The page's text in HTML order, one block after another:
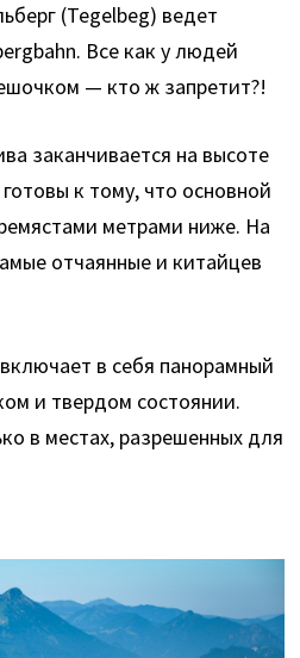
(Tegelbeg) ведет
Все как у людей
— кто ж запретит?!
заканчивается на высоте
к тому, что основной
метрами ниже. На
отчаянные и китайцев
в себя панорамный
и твердом состоянии.
в местах, разрешенных для